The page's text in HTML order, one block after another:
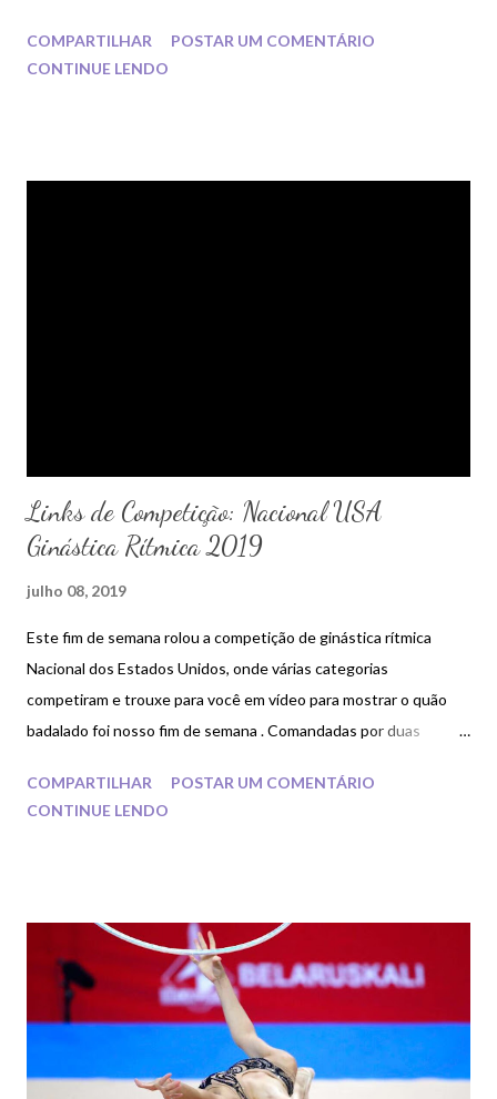
COMPARTILHAR
POSTAR UM COMENTÁRIO
CONTINUE LENDO
Links de Competição: Nacional USA
Ginástica Rítmica 2019
julho 08, 2019
Este fim de semana rolou a competição de ginástica rítmica
Nacional dos Estados Unidos, onde várias categorias
competiram e trouxe para você em vídeo para mostrar o quão
badalado foi nosso fim de semana . Comandadas por duas
Griskhenas.
COMPARTILHAR
POSTAR UM COMENTÁRIO
CONTINUE LENDO